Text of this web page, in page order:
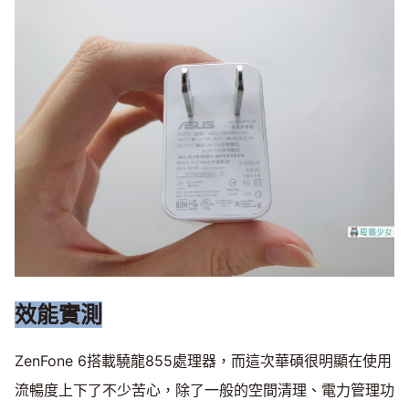
效能實測
ZenFone 6搭載驍龍855處理器，而這次華碩很明顯在使用
流暢度上下了不少苦心，除了一般的空間清理、電力管理功